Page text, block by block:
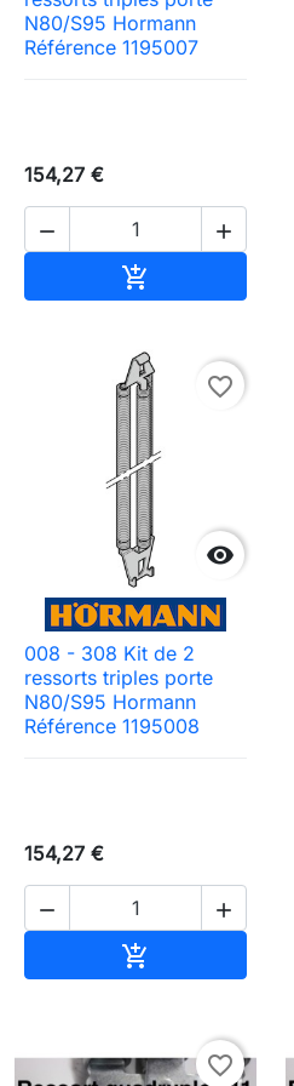
N80/S95 Hormann
Référence 1195007
154,27 €
 


favorite_border
008 - 308 Kit de 2
ressorts triples porte
N80/S95 Hormann
Référence 1195008
154,27 €
 

favorite_border